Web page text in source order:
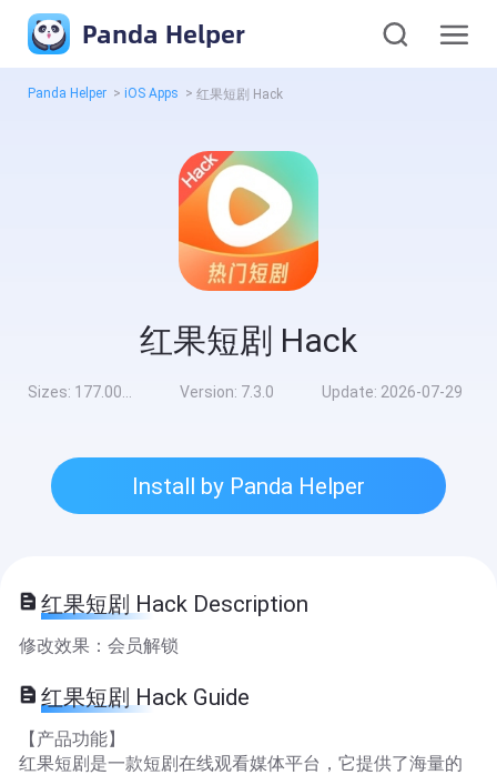
Panda Helper
Panda Helper > iOS Apps > 红果短剧 Hack
红果短剧 Hack
Sizes: 177.00MB Version: 7.3.0 Update: 2026-07-29
Install by Panda Helper
红果短剧 Hack Description
修改效果：会员解锁
红果短剧 Hack Guide
【产品功能】
红果短剧是一款短剧在线观看媒体平台，它提供了海量的